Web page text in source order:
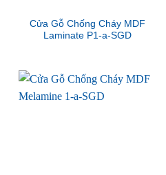
Cửa Gỗ Chống Cháy MDF
Laminate P1-a-SGD